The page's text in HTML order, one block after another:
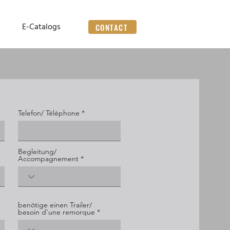
E-Catalogs CONTACT
Telefon/ Téléphone
Begleitung/
Accompagnement
benötige einen Trailer/
besoin d'une remorque